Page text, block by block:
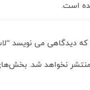
است.
دیدگاهی می نویسد
نخواهد شد.